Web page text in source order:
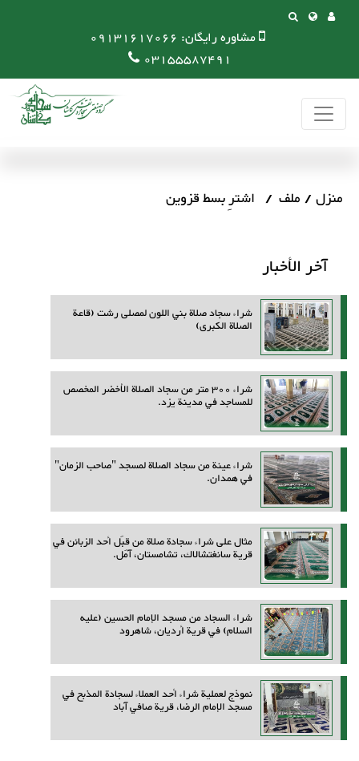
مشاوره رایگان: 09131617066
03155587491
منزل ملف اشترِ بسط قزوين
آخر الأخبار
شراء سجاد صلاة بني اللون لمصلى رشت (قاعة
الصلاة الكبرى)
شراء 300 متر من سجاد الصلاة الأخضر المخصص
للمساجد في مدينة يزد.
شراء عينة من سجاد الصلاة لمسجد "صاحب الزمان"
في همدان.
مثال على شراء سجادة صلاة من قِبَل أحد الزبائن في
قرية سانغتشالاك، تشامستان، آمل.
شراء السجاد من مسجد الإمام الحسين (عليه
السلام) في قرية أرديان، شاهرود
نموذج لعملية شراء أحد العملاء لسجادة المذبح في
مسجد الإمام الرضا، قرية صافي آباد